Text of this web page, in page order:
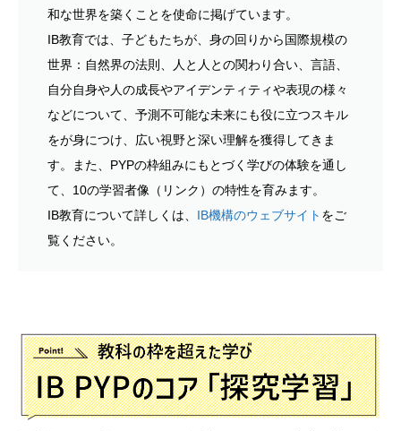
和な世界を築くことを使命に掲げています。
IB教育では、子どもたちが、身の回りから国際規模の
世界：自然界の法則、人と人との関わり合い、言語、
自分自身や人の成長やアイデンティティや表現の様々
などについて、予測不可能な未来にも役に立つスキル
をが身につけ、広い視野と深い理解を獲得してきま
す。また、PYPの枠組みにもとづく学びの体験を通し
て、10の学習者像（リンク）の特性を育みます。
IB教育について詳しくは、 IB機構のウェブサイト をご
覧ください。